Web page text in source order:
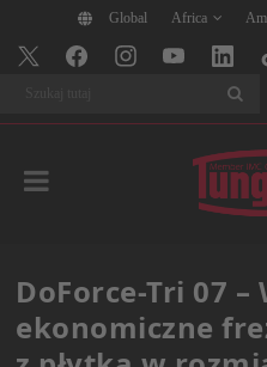
Global Africa
DoForce-Tri 07
ekonomiczne